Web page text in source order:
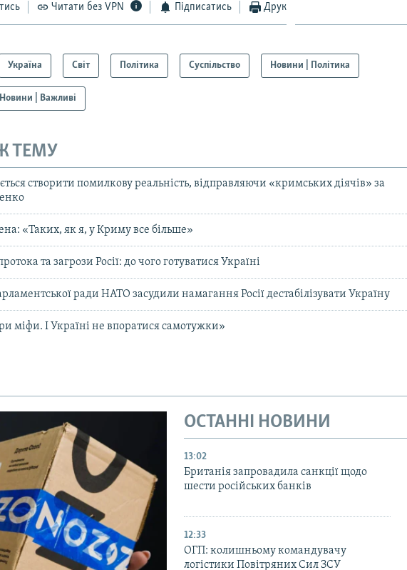
Auto 270p 360p 404p
Читати без VPN Підписатись Друк
Україна Світ Політика Суспільство Новини | Політика
Новини | Важливі
ТЕМУ
створити помилкову реальність, відправляючи «кримських діячів» за
«Таких, як я, у Криму все більше»
та загрози Росії: до чого готуватися Україні
ради НАТО засудили намагання Росії дестабілізувати Україну
міфи. І Україні не впоратися самотужки»
ОСТАННІ НОВИНИ
13:02
Британія запровадила санкції щодо
шести російських банків
12:33
ОГП: колишньому командувачу
логістики Повітряних Сил ЗСУ